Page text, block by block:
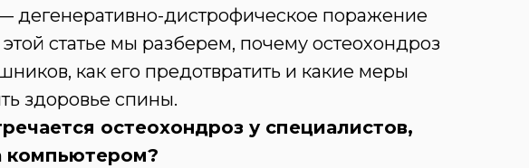
дегенеративно-дистрофическое поражение
статье мы разберем, почему остеохондроз
как его предотвратить и какие меры
здоровье спины.
остеохондроз у специалистов,
компьютером?